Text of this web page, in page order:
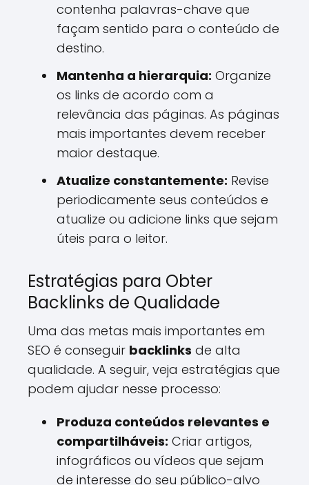
contenha palavras-chave que
façam sentido para o conteúdo de
destino.
Mantenha a hierarquia: Organize
os links de acordo com a
relevância das páginas. As páginas
mais importantes devem receber
maior destaque.
Atualize constantemente: Revise
periodicamente seus conteúdos e
atualize ou adicione links que sejam
úteis para o leitor.
Estratégias para Obter
Backlinks de Qualidade
Uma das metas mais importantes em
SEO é conseguir backlinks de alta
qualidade. A seguir, veja estratégias que
podem ajudar nesse processo:
Produza conteúdos relevantes e
compartilháveis: Criar artigos,
infográficos ou vídeos que sejam
de interesse do seu público-alvo